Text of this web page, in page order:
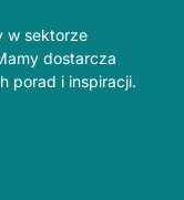
w sektorze
dostarcza
porad i inspiracji.